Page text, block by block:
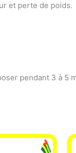
et perte de poids.
pendant 3 à 5